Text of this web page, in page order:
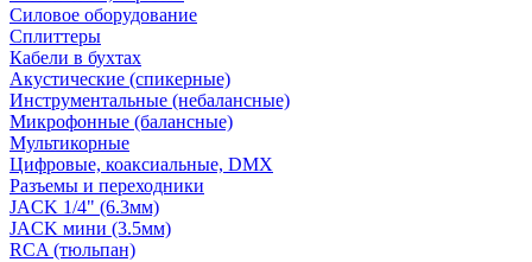
Силовое оборудование
Сплиттеры
Кабели в бухтах
Акустические (спикерные)
Инструментальные (небалансные)
Микрофонные (балансные)
Мультикорные
Цифровые, коаксиальные, DMX
Разъемы и переходники
JACK 1/4" (6.3мм)
JACK мини (3.5мм)
RCA (тюльпан)